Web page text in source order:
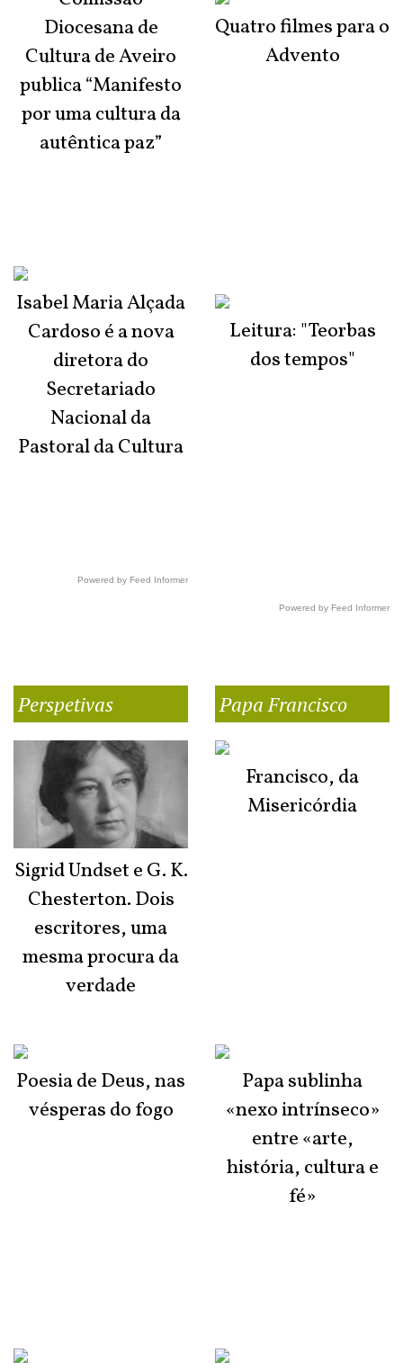
Diocesana de
Cultura de Aveiro
publica “Manifesto
por uma cultura da
autêntica paz”
Isabel Maria Alçada
Cardoso é a nova
diretora do
Secretariado
Nacional da
Pastoral da Cultura
Powered by Feed Informer
Quatro filmes para o
Advento
Leitura: "Teorbas
dos tempos"
Powered by Feed Informer
Perspetivas
Sigrid Undset e G. K.
Chesterton. Dois
escritores, uma
mesma procura da
verdade
Poesia de Deus, nas
vésperas do fogo
Papa Francisco
Francisco, da
Misericórdia
Papa sublinha
«nexo intrínseco»
entre «arte,
história, cultura e
fé»